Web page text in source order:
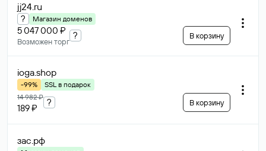
jj24.ru
? Магазин доменов
5 047 000 ₽
Возможен торг
? В корзину
ioga.shop
-99%
SSL в подарок
14 982 ₽
189 ₽
? В корзину
зас.рф